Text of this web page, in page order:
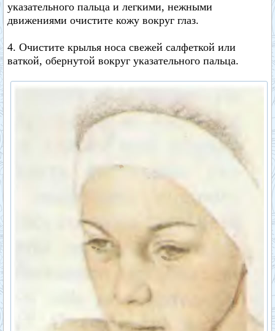
указательного пальца и легкими, нежными
движениями очистите кожу вокруг глаз.
4. Очистите крылья носа свежей салфеткой или
ваткой, обернутой вокруг указательного пальца.